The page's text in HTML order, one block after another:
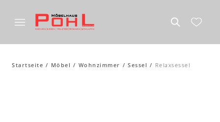
Startseite Möbel Wohnzimmer Sessel Relaxsessel